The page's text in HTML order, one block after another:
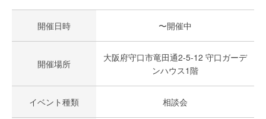
開催日時 〜開催中
開催場所
大阪府守口市竜田通2-5-12 守口ガーデ
ンハウス1階
イベント種類 相談会